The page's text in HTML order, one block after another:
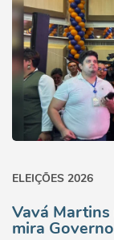
ELEIÇÕES 2026
Vavá
mira